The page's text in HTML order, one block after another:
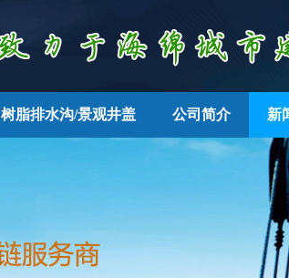
树脂排水沟/景观井盖 公司简介 新